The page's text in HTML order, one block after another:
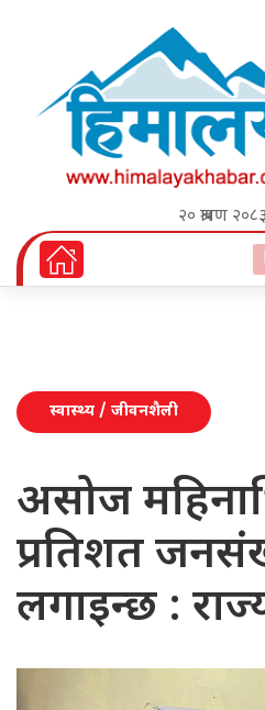
२० श्रावण
स्वास्थ्य / जीवनशैली
असोज
प्रतिशत
लगाइन्छ :